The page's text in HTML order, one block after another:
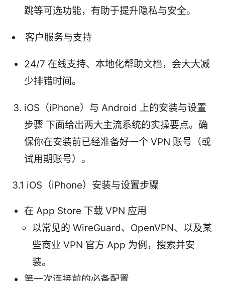
跳等可选功能，有助于提升隐私与安全。
客户服务与支持
24/7 在线支持、本地化帮助文档，会大大减
少排错时间。
iOS（iPhone）与 Android 上的安装与设置
步骤 下面给出两大主流系统的实操要点。确
保你在安装前已经准备好一个 VPN 账号（或
试用期账号）。
3.1 iOS（iPhone）安装与设置步骤
在 App Store 下载 VPN 应用
以常见的 WireGuard、OpenVPN、以及某
些商业 VPN 官方 App 为例，搜索并安
装。